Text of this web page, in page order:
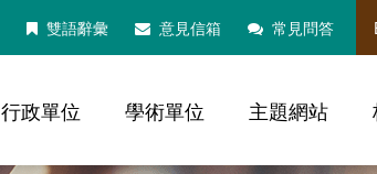
雙語辭彙 意見信箱 常見問答
行政單位 學術單位 主題網站